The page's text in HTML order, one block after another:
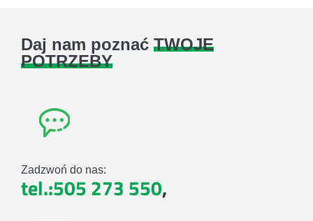
Daj nam poznać TWOJE
POTRZEBY
Zadzwoń do nas:
tel.:505 273 550,